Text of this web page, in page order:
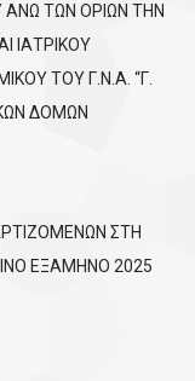
ΑΝΩ ΤΩΝ ΟΡΙΩΝ ΤΗΝ
ΙΑΤΡΙΚΟΥ
ΤΟΥ Γ.Ν.Α. “Γ.
ΔΟΜΩΝ
ΣΤΗ
ΕΞΑΜΗΝΟ 2025